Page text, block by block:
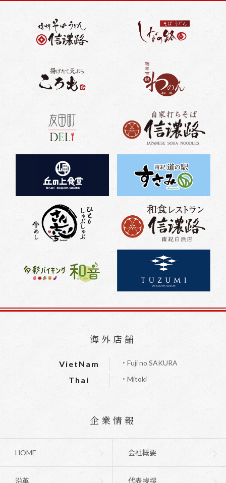
海外店舗
VietNam ・Fuji no SAKURA
Thai ・Mitoki
企業情報
HOME 会社概要
沿革 代表挨拶